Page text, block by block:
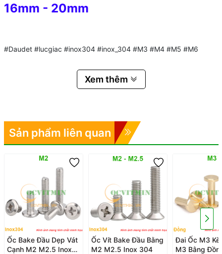
16mm - 20mm
#Daudet #lucgiac #inox304 #inox_304 #M3 #M4 #M5 #M6
Xem thêm
Sản phẩm liên quan
Ốc Bake Đầu Dẹp Vát
Cạnh M2 M2.5 Inox
Ốc Vít Bake Đầu Bằng
M2 M2.5 Inox 304
Đai Ốc M3
M3 Bằng